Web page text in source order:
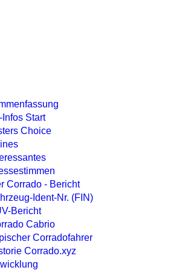
Start
Choice
Corrado - Bericht
Ident-Nr. (FIN)
Bericht
Cabrio
Corradofahrer
Corrado.xyz